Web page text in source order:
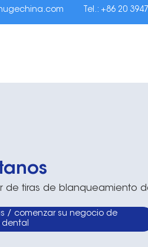
Tel.: +86 20
de tiras de blanqueamiento
/ comenzar su negocio de
dental